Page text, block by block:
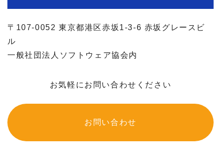
〒107-0052 東京都港区赤坂1-3-6 赤坂グレースビ
ル
一般社団法人ソフトウェア協会内
お気軽にお問い合わせください
お問い合わせ